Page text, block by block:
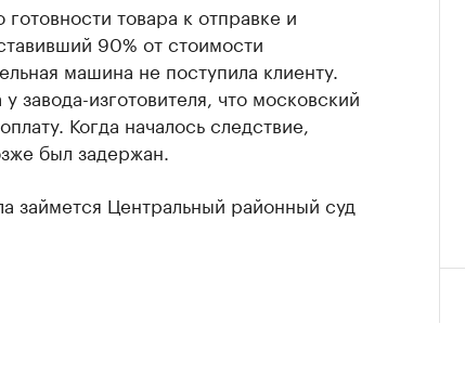
товара к отправке и
90% от стоимости
машина не поступила клиенту.
завода-изготовителя, что московский
Когда началось следствие,
был задержан.
займется Центральный районный суд